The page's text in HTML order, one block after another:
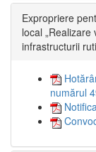
Expropriere
local
infrastructurii
numărul